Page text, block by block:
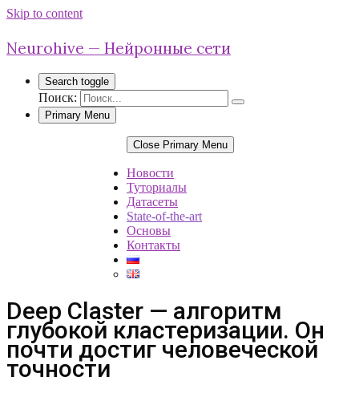
Skip to content
Neurohive — Нейронные сети
Search toggle
Поиск:
Primary Menu
Close Primary Menu
Новости
Туториалы
Датасеты
State-of-the-art
Основы
Контакты
Deep Claster — алгоритм
глубокой кластеризации. Он
почти достиг человеческой
точности